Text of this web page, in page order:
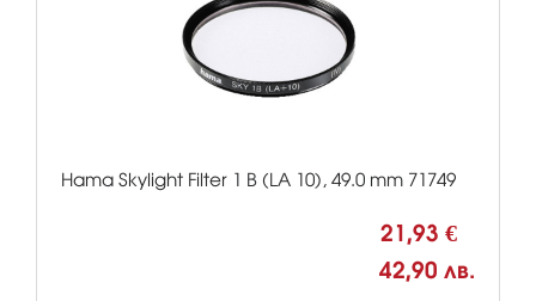
Hama Skylight Filter 1 B (LA 10), 49.0 mm 71749
21,93 €
42,90 лв.